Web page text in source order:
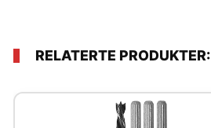
RELATERTE PRODUKTER: